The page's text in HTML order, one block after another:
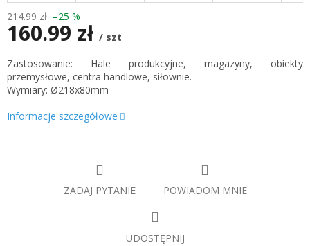
214.99 zł –25 %
160.99 zł / szt
jednostkowa:
Zastosowanie: Hale produkcyjne, magazyny, obiekty
przemysłowe, centra handlowe, siłownie.
Wymiary: Ø218x80mm
Informacje szczegółowe
ZADAJ PYTANIE POWIADOM MNIE
UDOSTĘPNIJ